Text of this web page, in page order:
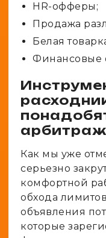
HR-офферы;
Продажа
Белая
Финансовые
Как мы уже
серьезно
комфортной
обхода
объявления
которые